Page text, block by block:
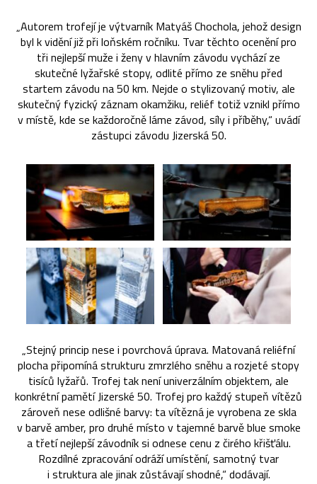
„Autorem trofejí je výtvarník Matyáš Chochola, jehož design
byl k vidění již při loňském ročníku. Tvar těchto ocenění pro
tři nejlepší muže i ženy v hlavním závodu vychází ze
skutečné lyžařské stopy, odlité přímo ze sněhu před
startem závodu na 50 km. Nejde o stylizovaný motiv, ale
skutečný fyzický záznam okamžiku, reliéf totiž vznikl přímo
v místě, kde se každoročně láme závod, síly i příběhy,“ uvádí
zástupci závodu Jizerská 50.
„Stejný princip nese i povrchová úprava. Matovaná reliéfní
plocha připomíná strukturu zmrzlého sněhu a rozjeté stopy
tisíců lyžařů. Trofej tak není univerzálním objektem, ale
konkrétní pamětí Jizerské 50. Trofej pro každý stupeň vítězů
zároveň nese odlišné barvy: ta vítězná je vyrobena ze skla
v barvě amber, pro druhé místo v tajemné barvě blue smoke
a třetí nejlepší závodník si odnese cenu z čirého křišťálu.
Rozdílné zpracování odráží umístění, samotný tvar
i struktura ale jinak zůstávají shodné,“ dodávají.